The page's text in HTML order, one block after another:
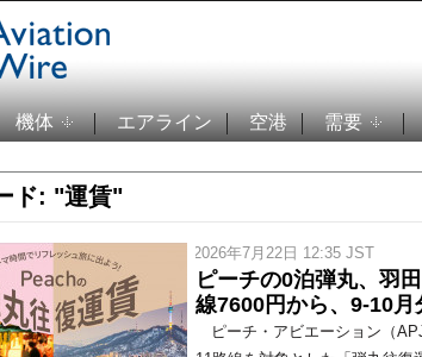
機体 エアライン 空港 需要
ド: "運賃"
/ 2026年7月22日 12:35 JST
ピーチの0泊弾丸、羽
線7600円から、9-10月
ピーチ・アビエーション（